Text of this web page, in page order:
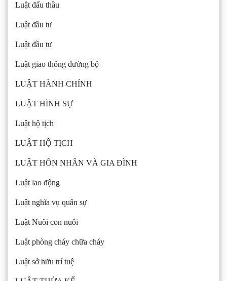
Luật đấu thầu
Luật đầu tư
Luật đầu tư
Luật giao thông đường bộ
LUẬT HÀNH CHÍNH
LUẬT HÌNH SỰ
Luật hộ tịch
LUẬT HỘ TỊCH
LUẬT HÔN NHÂN VÀ GIA ĐÌNH
Luật lao động
Luật nghĩa vụ quân sự
Luật Nuôi con nuôi
Luật phòng cháy chữa cháy
Luật sở hữu trí tuệ